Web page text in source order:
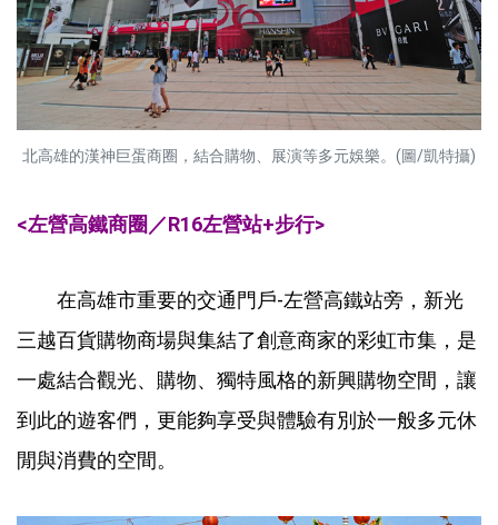
北高雄的漢神巨蛋商圈，結合購物、展演等多元娛樂。(圖/凱特攝)
<左營高鐵商圈／R16左營站+步行>
在高雄市重要的交通門戶-左營高鐵站旁，新光
三越百貨購物商場與集結了創意商家的彩虹市集，是
一處結合觀光、購物、獨特風格的新興購物空間，讓
到此的遊客們，更能夠享受與體驗有別於一般多元休
閒與消費的空間。